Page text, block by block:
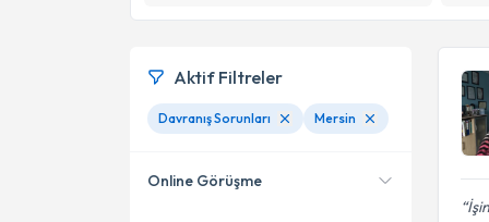
Aktif Filtreler
Davranış Sorunları Mersin
Online Görüşme